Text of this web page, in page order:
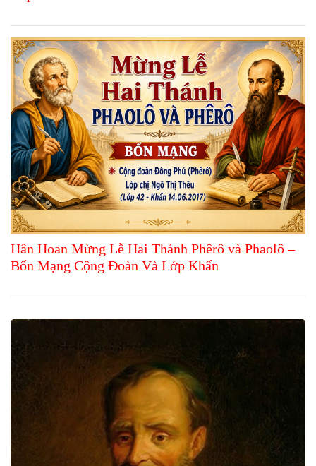
Hân Hoan Mừng Lễ Hai Thánh Phêrô và Phaolô –
Bổn Mạng Cộng Đoàn Và Lớp Khấn